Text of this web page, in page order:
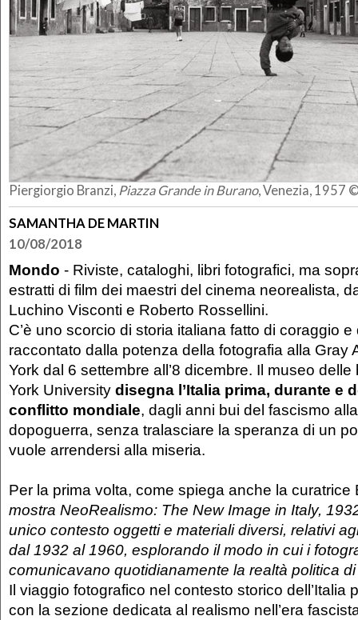
Piergiorgio Branzi, Piazza Grande in Burano, Venezia, 1957
SAMANTHA DE MARTIN
10/08/2018
Mondo - Riviste, cataloghi, libri fotografici, ma
estratti di film dei maestri del cinema neorealista,
Luchino Visconti e Roberto Rossellini.
C’è uno scorcio di storia italiana fatto di coraggio
raccontato dalla potenza della fotografia alla Gray
York dal 6 settembre all’8 dicembre. Il museo
York University disegna l’Italia prima, durante e
conflitto mondiale, dagli anni bui del fascismo
dopoguerra, senza tralasciare la speranza di un
vuole arrendersi alla miseria.
Per la prima volta, come spiega anche la
mostra NeoRealismo: The New Image in Italy,
unico contesto oggetti e materiali diversi, relativi
dal 1932 al 1960, esplorando il modo in cui i
comunicavano quotidianamente la realtà politica di
Il viaggio fotografico nel contesto storico dell’Italia
con la sezione dedicata al realismo nell’era